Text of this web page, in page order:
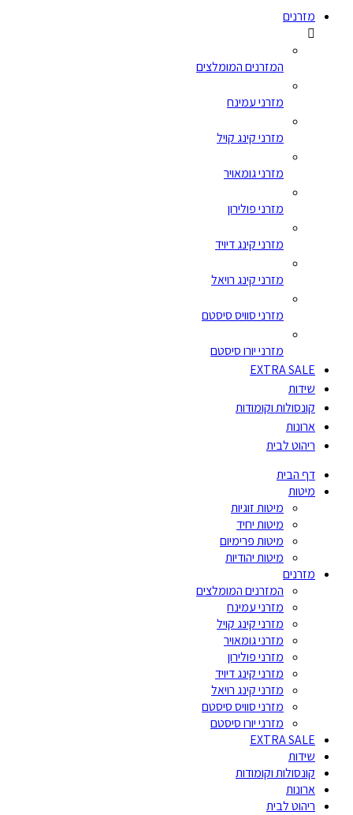
מזרנים
המזרנים המומלצים
מזרני עמינח
מזרני קינג קויל
מזרני גומאויר
מזרני פולירון
מזרני קינג דיויד
מזרני קינג רויאל
מזרני סוויס סיסטם
מזרני יורו סיסטם
EXTRA SALE
שידות
קונסולות וקומודות
ארונות
ריהוט לבית
דף הבית
מיטות
מיטות זוגיות
מיטות יחיד
מיטות פרימיום
מיטות יהודיות
מזרנים
המזרנים המומלצים
מזרני עמינח
מזרני קינג קויל
מזרני גומאויר
מזרני פולירון
מזרני קינג דיויד
מזרני קינג רויאל
מזרני סוויס סיסטם
מזרני יורו סיסטם
EXTRA SALE
שידות
קונסולות וקומודות
ארונות
ריהוט לבית